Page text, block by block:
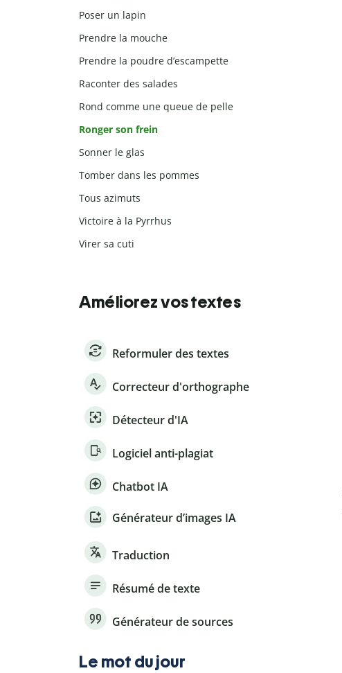
Poser un lapin
Prendre la mouche
Prendre la poudre d’escampette
Raconter des salades
Rond comme une queue de pelle
Ronger son frein
Sonner le glas
Tomber dans les pommes
Tous azimuts
Victoire à la Pyrrhus
Virer sa cuti
Améliorez vos textes
Reformuler des textes
Correcteur d'orthographe
Détecteur d'IA
Logiciel anti-plagiat
Chatbot IA
Générateur d’images IA
Traduction
Résumé de texte
Générateur de sources
Le mot du jour